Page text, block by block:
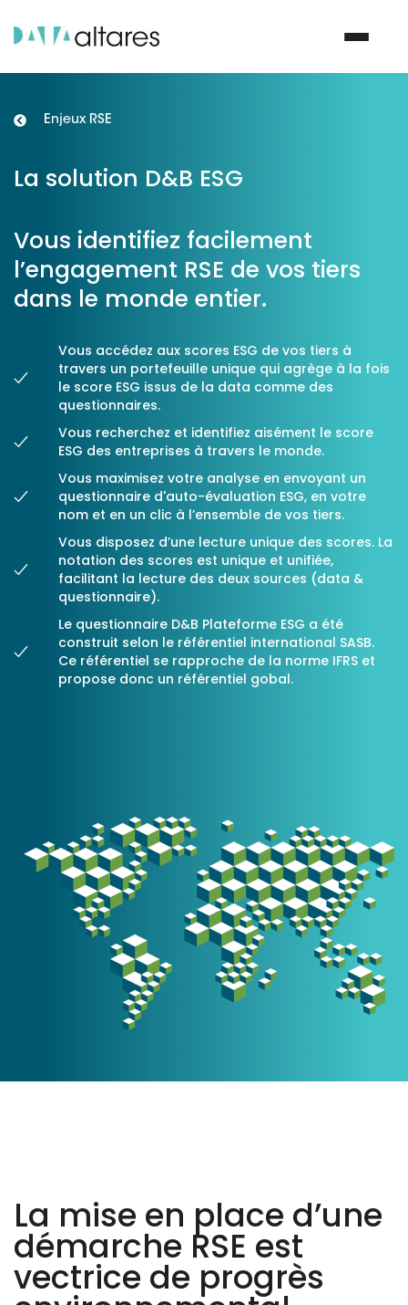
Nos solutions
Nos data
Notre groupe
Nos partenaires
Ressources
Enjeux RSE
La solution D&B ESG
Vous identifiez facilement
l’engagement RSE de vos tiers
dans le monde entier.
Vous accédez aux scores ESG de vos tiers à
travers un portefeuille unique qui agrège à la fois
le score ESG issus de la data comme des
questionnaires.
Vous recherchez et identifiez aisément le score
ESG des entreprises à travers le monde.
Vous maximisez votre analyse en envoyant un
questionnaire d'auto-évaluation ESG, en votre
nom et en un clic à l’ensemble de vos tiers.
Vous disposez d’une lecture unique des scores. La
notation des scores est unique et unifiée,
facilitant la lecture des deux sources (data &
questionnaire).
Le questionnaire D&B Plateforme ESG a été
construit selon le référentiel international SASB.
Ce référentiel se rapproche de la norme IFRS et
propose donc un référentiel gobal.
La mise en place d’une
démarche RSE est
vectrice de progrès